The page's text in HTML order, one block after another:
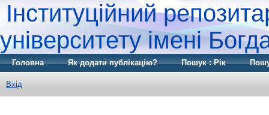
Інституційний
університету імені
Головна Як додати публікацію? Пошук : Рік
Вхід